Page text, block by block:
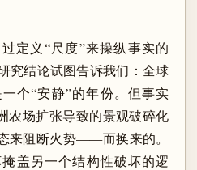
定义“尺度”来操纵事实的
研究结论试图告诉我们：全球
个“安静”的年份。但事实
农场扩张导致的景观破碎化
阻断火势——而换来的。
盖另一个结构性破坏的逻